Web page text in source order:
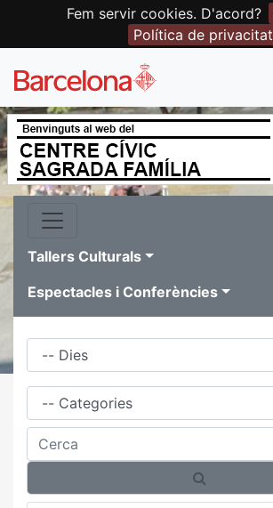
Fem servir cookies. D'acord?
Política de privacitat
Tallers Culturals
Espectacles i Conferències
Dies
Família
Cerca